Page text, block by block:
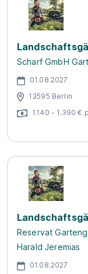
Scharf GmbH
01.08.2027
13595 Berlin
1.140 - 1.390 €
Reservat
Harald Jeremias
01.08.2027